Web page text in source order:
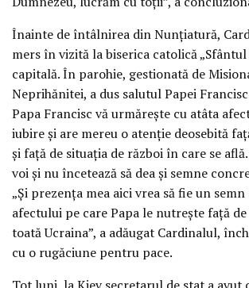
Înainte de întâlnirea din Nunțiatură,
mers în vizită la biserica catolică
capitală. În parohie, gestionată de
Neprihănitei, a dus salutul Papei
Papa Francisc vă urmărește cu atâta
iubire și are mereu o atenție deosebită
și față de situația de război în care se
voi și nu încetează să dea și semne
„Și prezența mea aici vrea să fie un
afectului pe care Papa le nutrește față
toată Ucraina”, a adăugat Cardinalul,
cu o rugăciune pentru pace.